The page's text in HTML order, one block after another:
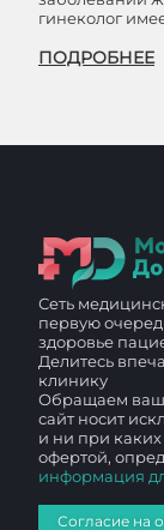
гинеколог
ПОДРОБНЕЕ
Сеть
первую
здоровье
Делитесь
клинику
Обращаем
сайт носит
и ни при каких
офертой,
информация
Согласие на